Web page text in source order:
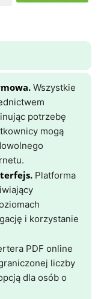
Wszystkie
potrzebę
mogą
Platforma
i korzystanie
PDF online
liczby
dla osób o